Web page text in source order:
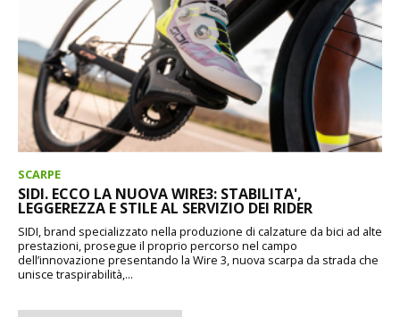
SCARPE
SIDI. ECCO LA NUOVA WIRE3: STABILITA',
LEGGEREZZA E STILE AL SERVIZIO DEI RIDER
SIDI, brand specializzato nella produzione di calzature da bici ad alte
prestazioni, prosegue il proprio percorso nel campo
dell’innovazione presentando la Wire 3, nuova scarpa da strada che
unisce traspirabilità,...